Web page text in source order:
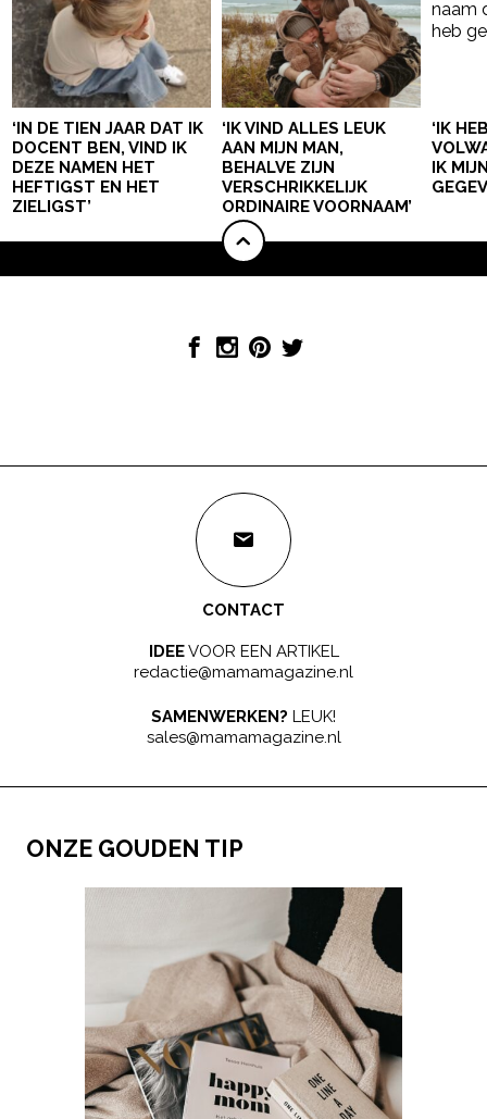
‘IN DE TIEN JAAR DAT IK
DOCENT BEN, VIND IK
DEZE NAMEN HET
HEFTIGST EN HET
ZIELIGST’
‘IK VIND ALLES LEUK
AAN MIJN MAN,
BEHALVE ZIJN
VERSCHRIKKELIJK
ORDINAIRE VOORNAAM’
‘IK
IK
CONTACT
IDEEVOOR EEN ARTIKEL
redactie@mamamagazine.nl
SAMENWERKEN? LEUK!
sales@mamamagazine.nl
ONZE GOUDEN TIP